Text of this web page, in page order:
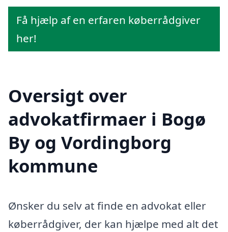
Få hjælp af en erfaren køberrådgiver
her!
Oversigt over
advokatfirmaer i Bogø
By og Vordingborg
kommune
Ønsker du selv at finde en advokat eller
køberrådgiver, der kan hjælpe med alt det